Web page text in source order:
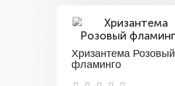
Хризантема Розовый
фламинго